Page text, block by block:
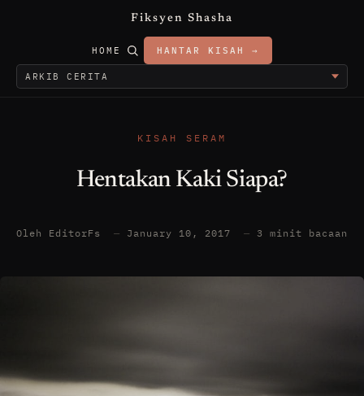
Fiksyen Shasha
HOME HANTAR KISAH →
KISAH SERAM
Hentakan Kaki Siapa?
Oleh EditorFs — January 10, 2017 — 3 minit bacaan